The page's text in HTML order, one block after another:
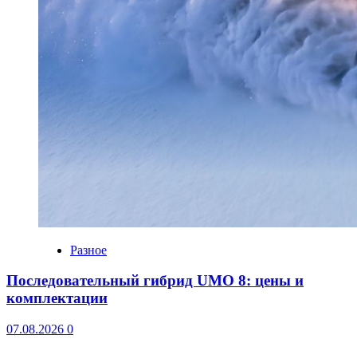
Разное
Последовательный гибрид UMO 8: цены и
комплектации
07.08.2026 0